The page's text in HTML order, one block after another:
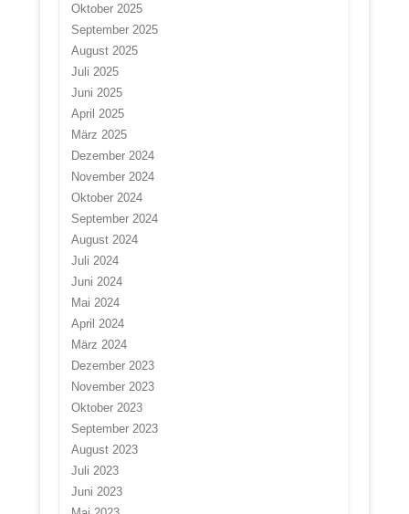
Oktober 2025
September 2025
August 2025
Juli 2025
Juni 2025
April 2025
März 2025
Dezember 2024
November 2024
Oktober 2024
September 2024
August 2024
Juli 2024
Juni 2024
Mai 2024
April 2024
März 2024
Dezember 2023
November 2023
Oktober 2023
September 2023
August 2023
Juli 2023
Juni 2023